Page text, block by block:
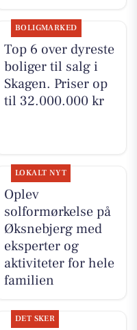
BOLIGMARKED
Top 6 over dyreste
boliger til salg i
Skagen. Priser op
til 32.000.000 kr
LOKALT NYT
Oplev
solformørkelse på
Øksnebjerg med
eksperter og
aktiviteter for hele
familien
DET SKER